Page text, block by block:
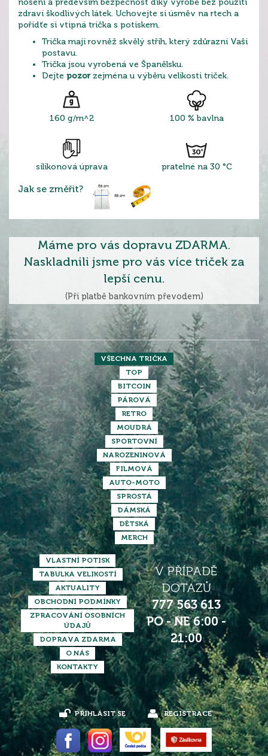
nošení a především bezpečnost díky výrobě bez použití
zdraví škodlivých látek. Uchovejte si úsměv na rtech a
pořidťe si vtipná trička s potiskem.
Trička mají rovněž skvělý střih, který zdůrazní Vaši
postavu.
Trička jsou vyrobená ve Španělsku.
Dejte pozorzejména u výběru velikosti triček.
160 g/m^2 100 % bavlna
silikonová úprava pratelné na 30 °C
Jak se změřit?
Máme pro vás dopravu ZDARMA.
Naskladnili jsme pro vás více triček za
lepší cenu.
(Při platbě bankovním převodem)
VŠECHNA TRIČKA
TOP
BITCOIN
PÁROVÁ
RETRO
MOUDRÁ
SPORTOVNÍ
NAROZENINOVÁ
FILMOVÁ
AUTO-MOTO
SPROSTÁ
DÁMSKÁ
DĚTSKÁ
MERCH
VLASTNÍ POTISK
TABULKA VELIKOSTÍ
AKTUALITY
OBCHODNÍ PODMÍNKY
ZPRACOVÁNÍ OSOBNÍCH
ÚDAJŮ
DOPRAVA ZDARMA
O NÁS
KONTAKTY
V PŘÍPADĚ
DOTAZŮ
777 563 613
PO - NE 6:00 -
21:00
PŘIHLÁSIT SE REGISTRACE